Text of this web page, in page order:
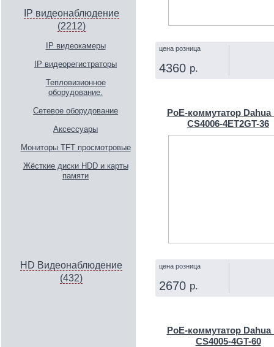
IP видеонаблюдение
(2212)
IP видеокамеры
IP видеорегистраторы
Тепловизионное
оборудование.
Сетевое оборудование
Аксессуары
Мониторы TFT просмотровые
Жёсткие диски HDD и карты
памяти
HD Видеонаблюдение
(432)
цена розница
4360 р.
PoE-коммутатор Dahua
CS4006-4ET2GT-36
цена розница
2670 р.
PoE-коммутатор Dahua
CS4005-4GT-60